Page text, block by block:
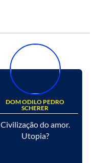
DOM ODILO PEDRO
SCHERER
Civilização do amor.
Utopia?